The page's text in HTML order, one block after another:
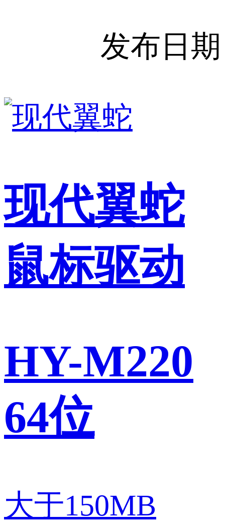
发布日期
现代翼蛇
鼠标驱动
HY-M220
64位
大于150MB